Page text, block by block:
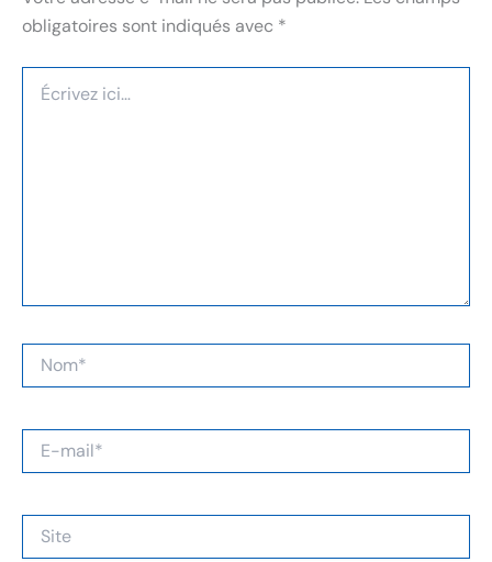
obligatoires sont indiqués avec *
ici…
mail*
Site